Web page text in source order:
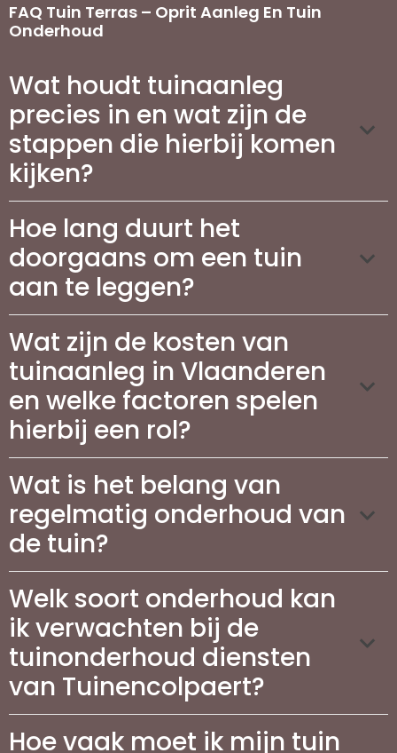
FAQ Tuin Terras – Oprit Aanleg En Tuin
Onderhoud
Wat houdt tuinaanleg
precies in en wat zijn de
stappen die hierbij komen
kijken?
Hoe lang duurt het
doorgaans om een tuin
aan te leggen?
Wat zijn de kosten van
tuinaanleg in Vlaanderen
en welke factoren spelen
hierbij een rol?
Wat is het belang van
regelmatig onderhoud van
de tuin?
Welk soort onderhoud kan
ik verwachten bij de
tuinonderhoud diensten
van Tuinencolpaert?
Hoe vaak moet ik mijn tuin